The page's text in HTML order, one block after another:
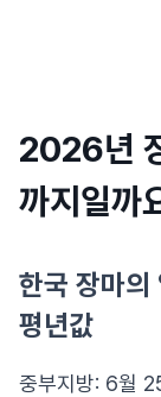
2026년
까지일까
한국 장마의
평년값
중부지방: 6월